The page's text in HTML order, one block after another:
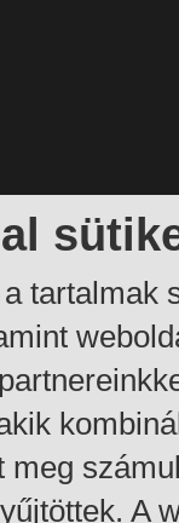
tartalmak
meg
A